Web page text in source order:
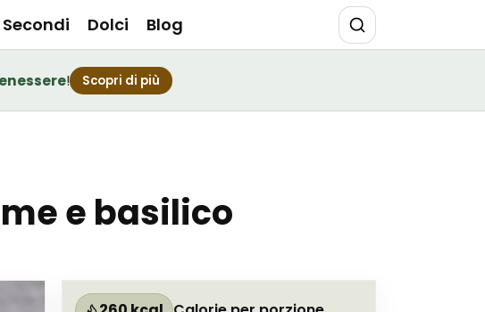
Secondi Dolci Blog
! Scopri di più
e basilico